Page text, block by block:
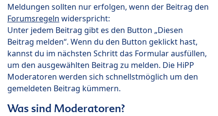
Meldungen sollten nur erfolgen, wenn der Beitrag den
Forumsregeln widerspricht:
Unter jedem Beitrag gibt es den Button „Diesen
Beitrag melden“. Wenn du den Button geklickt hast,
kannst du im nächsten Schritt das Formular ausfüllen,
um den ausgewählten Beitrag zu melden. Die HiPP
Moderatoren werden sich schnellstmöglich um den
gemeldeten Beitrag kümmern.
Was sind Moderatoren?